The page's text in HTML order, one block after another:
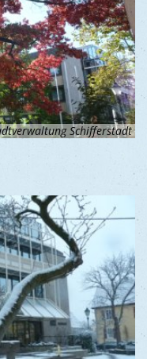
Schifferstadt